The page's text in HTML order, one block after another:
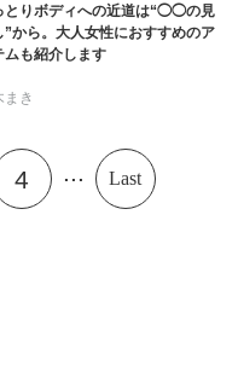
とりボディへの近道は“◯◯の見
”から。大人女性におすすめのア
ムも紹介します
まき
4 ... Last